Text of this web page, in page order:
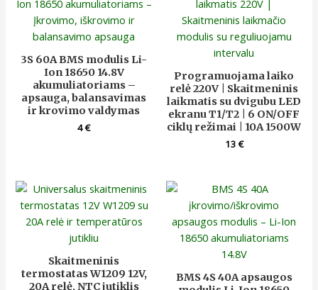
3S 60A BMS modulis Li-
Ion 18650 14.8V
akumuliatoriams –
apsauga, balansavimas
ir krovimo valdymas
4€
Programuojama laiko
relė 220V | Skaitmeninis
laikmatis su dvigubu LED
ekranu T1/T2 | 6 ON/OFF
ciklų režimai | 10A 1500W
13€
Skaitmeninis
termostatas W1209 12V,
20A relė, NTC jutiklis
BMS 4S 40A apsaugos